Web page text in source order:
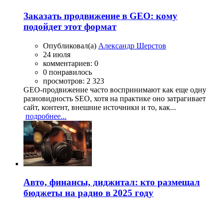
Заказать продвижение в GEO: кому
подойдет этот формат
Опубликовал(а) Александр Шерстов
24 июля
комментариев: 0
0 понравилось
просмотров: 2 323
GEO-продвижение часто воспринимают как еще одну
разновидность SEO, хотя на практике оно затрагивает
сайт, контент, внешние источники и то, как...
подробнее...
Авто, финансы, диджитал: кто размещал
бюджеты на радио в 2025 году